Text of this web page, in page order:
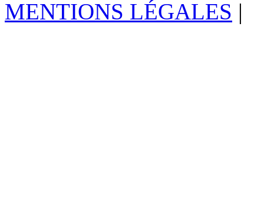
MENTIONS LÉGALES |